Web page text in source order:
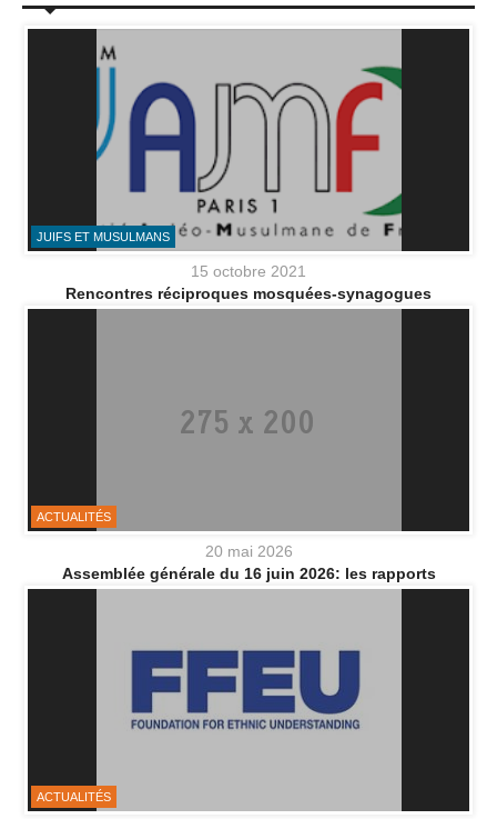
JUIFS ET MUSULMANS
15 octobre 2021
Rencontres réciproques mosquées-synagogues
ACTUALITÉS
20 mai 2026
Assemblée générale du 16 juin 2026: les rapports
ACTUALITÉS